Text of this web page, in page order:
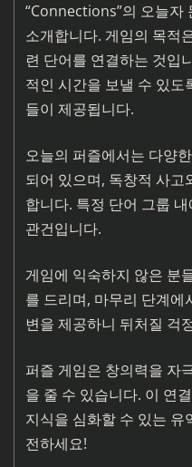
“Connections”의 오늘자
소개합니다. 게임의 목적
련 단어를 연결하는 것입
적인 시간을 보낼 수 있도
들이 제공됩니다.
오늘의 퍼즐에서는 다양
되어 있으며, 독창적 사
합니다. 특정 단어 그룹
관건입니다.
게임에 익숙하지 않은 분
를 드리며, 마무리 단계
변을 제공하니 뒤처질 걱
퍼즐 게임은 창의력을 자
을 줄 수 있습니다. 이 연
지식을 심화할 수 있는 유
전하세요!